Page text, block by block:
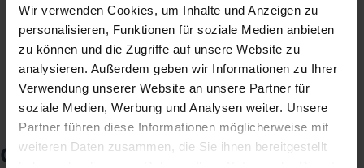
Wir verwenden Cookies, um Inhalte und Anzeigen zu
personalisieren, Funktionen für soziale Medien anbieten
zu können und die Zugriffe auf unsere Website zu
analysieren. Außerdem geben wir Informationen zu Ihrer
Verwendung unserer Website an unsere Partner für
soziale Medien, Werbung und Analysen weiter. Unsere
Partner führen diese Informationen möglicherweise mit
weiteren Daten zusammen, die Sie ihnen bereitgestellt
jährlichen Mitgliedsbeitrag, der sich nach Ihren
Jahreseinnahmen richtet.
Checkliste für Ihr